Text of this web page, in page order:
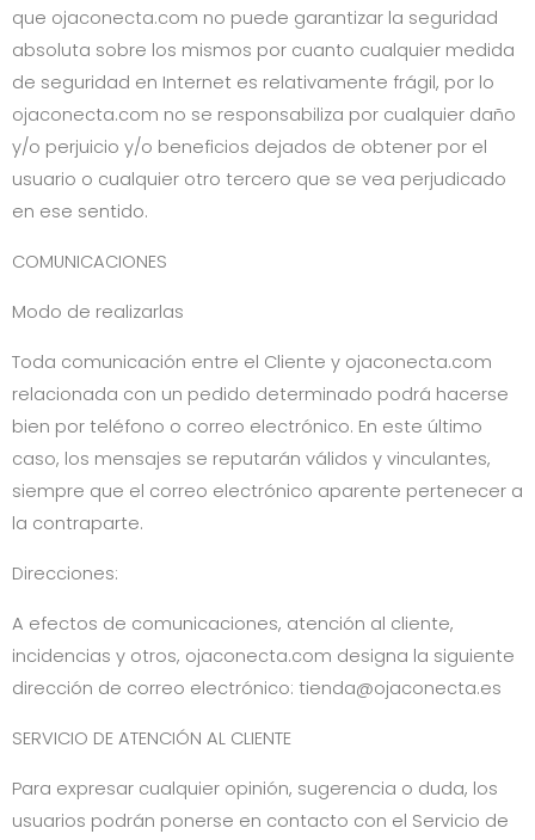
que ojaconecta.com no puede garantizar la seguridad
absoluta sobre los mismos por cuanto cualquier medida
de seguridad en Internet es relativamente frágil, por lo
ojaconecta.com no se responsabiliza por cualquier daño
y/o perjuicio y/o beneficios dejados de obtener por el
usuario o cualquier otro tercero que se vea perjudicado
en ese sentido.
COMUNICACIONES
Modo de realizarlas
Toda comunicación entre el Cliente y ojaconecta.com
relacionada con un pedido determinado podrá hacerse
bien por teléfono o correo electrónico. En este último
caso, los mensajes se reputarán válidos y vinculantes,
siempre que el correo electrónico aparente pertenecer a
la contraparte.
Direcciones:
A efectos de comunicaciones, atención al cliente,
incidencias y otros, ojaconecta.com designa la siguiente
dirección de correo electrónico: tienda@ojaconecta.es
SERVICIO DE ATENCIÓN AL CLIENTE
Para expresar cualquier opinión, sugerencia o duda, los
usuarios podrán ponerse en contacto con el Servicio de